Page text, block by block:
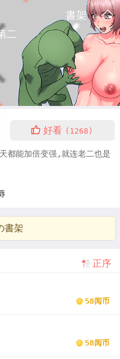
書架
二
好看 (1268)
都能加倍变强,就连老二也是
書架
正序
58阅币
58阅币